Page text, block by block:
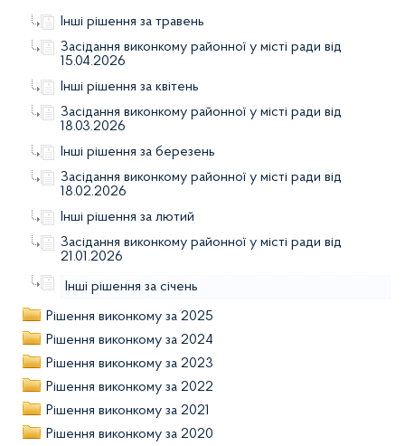
Інші рішення за травень
Засідання виконкому районної у місті ради від
15.04.2026
Інші рішення за квітень
Засідання виконкому районної у місті ради від
18.03.2026
Інші рішення за березень
Засідання виконкому районної у місті ради від
18.02.2026
Інші рішення за лютий
Засідання виконкому районної у місті ради від
21.01.2026
Інші рішення за січень
Рішення виконкому за 2025
Рішення виконкому за 2024
Рішення виконкому за 2023
Рішення виконкому за 2022
Рішення виконкому за 2021
Рішення виконкому за 2020